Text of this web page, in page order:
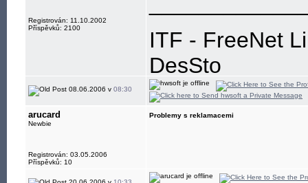
Registrován: 11.10.2002
Příspěvků: 2100
ITF - FreeNet
DesSto
jabber:
08.06.2006 v 08:30
arucard
Newbie
Registrován: 03.05.2006
Příspěvků: 10
Problemy s reklamacemi